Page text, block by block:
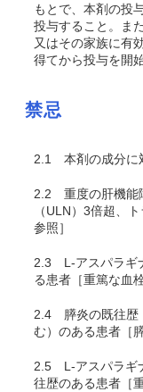
もとで、本剤の投
投与すること。ま
又はその家族に有
得てから投与を開
禁忌
2.1 本剤の成分に
2.2 重度の肝機能
（ULN）3倍超、
参照］
2.3 L-アスパラギ
る患者［重篤な血
2.4 膵炎の既往歴
む）のある患者［
2.5 L-アスパラギ
往歴のある患者［